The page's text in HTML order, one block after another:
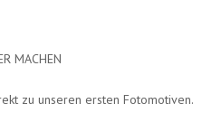
MACHEN
zu unseren ersten Fotomotiven.